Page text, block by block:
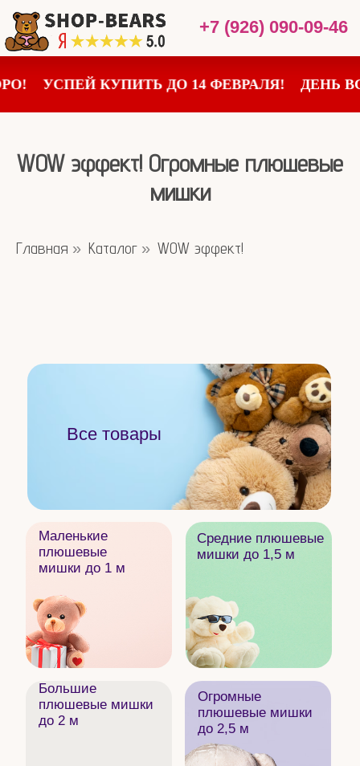
+7 (926) 090-09-46
УСПЕЙ КУПИТЬ ДО 14 ФЕВРАЛЯ! ДЕНЬ
WOW эффект! Огромные плюшевые
мишки
Главная » Каталог » WOW эффект!
Средние плюшевые
мишки до 1,5 м
Огромные
плюшевые мишки
плюшевые мишки
Символ года 2025
Гусь-Обнимусь